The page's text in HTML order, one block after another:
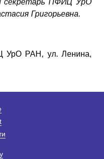
секретарь ПФИЦ УрО
Григорьевна.
УрО РАН, ул. Ленина,